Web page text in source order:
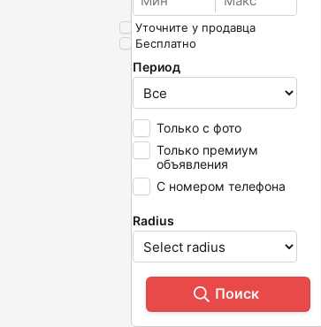
Уточните у продавца
Бесплатно
Период
Только с фото
Только премиум
объявления
С номером телефона
Radius
Поиск